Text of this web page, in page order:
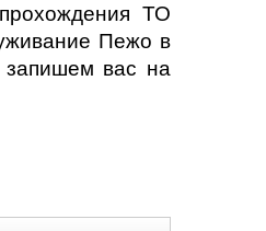
ТО
Пежо в
вас на